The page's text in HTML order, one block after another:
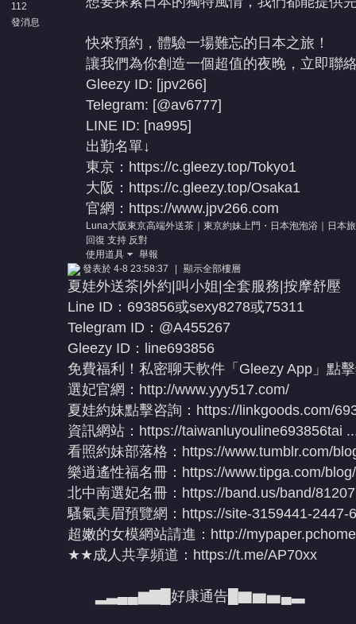
112
發消息
快來預約，體驗一場難忘的日本之旅！
讓我們為你創造一個超值的夜晚，立即聯
Gleezy ID: [jpv266]
Telegram: [@av6777]
LINE ID: [na995]
出勤名單↓
東京： https://c.gleezy.top/Tokyo1
大阪： https://c.gleezy.top/Osaka1
官網： https://www.jpv266.com
Luna大阪東京高端外送茶｜東京約妹上門・日本泡泡浴｜日本
回復 支持 反對
使用道具
舉報
發表於 4-8 23:58:37 顯示全部樓層
夏娃外送茶|外約|叫小姐|全套服務|按摩舒壓
Line ID：693856或sexy8278或75311
Telegram ID：@A455267
Gleezy ID：line693856
免費福利！私密聊天軟件「Gleezy App」點
選妃官網： http://www.yyy517.com/
夏娃約妹點擊咨詢： https://linkgoods.com/
資訊網站： https://taiwanluyouline693856tai
看照約妹部落格： https://www.tumblr.com/
樂逍遙性福名冊： https://www.tipga.com/
北中南選妃名冊： https://band.us/band/
騷氣美眉預覽網： https://site-3159441-2447-
超嫩的女模網站請進： http://
★★成人共享頻道： https://t.me/AP70xx
▂▃▄▄▆▇█好康通告█▇▆▅▄▃